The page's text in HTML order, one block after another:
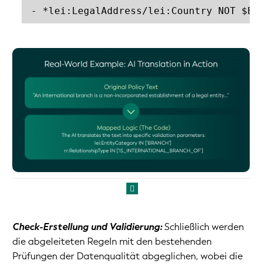
- *lei:LegalAddress/lei:Country NOT
Check-Erstellung und Validierung:Schließlich werden
die abgeleiteten Regeln mit den bestehenden
Prüfungen der Datenqualität abgeglichen, wobei die